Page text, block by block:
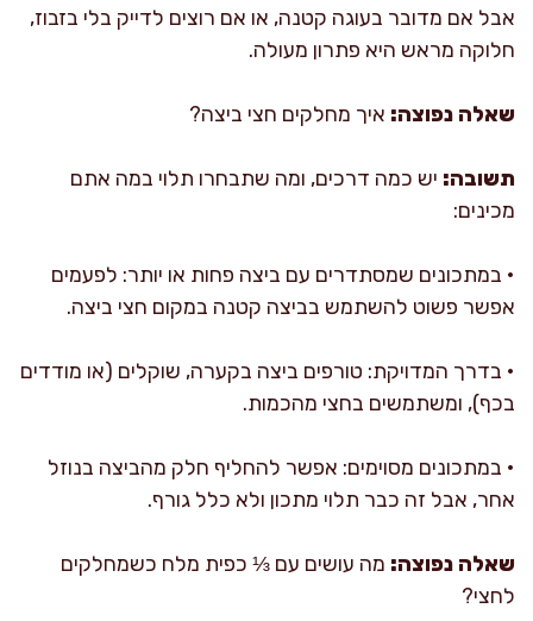
אבל אם מדובר בעוגה קטנה, או אם רוצים לדייק בלי בזבוז,
חלוקה מראש היא פתרון מעולה.
שאלה נפוצה: איך מחלקים חצי ביצה?
תשובה: יש כמה דרכים, ומה שתבחרו תלוי במה אתם
מכינים:
• במתכונים שמסתדרים עם ביצה פחות או יותר: לפעמים
אפשר פשוט להשתמש בביצה קטנה במקום חצי ביצה.
• בדרך המדויקת: טורפים ביצה בקערה, שוקלים (או מודדים
בכף), ומשתמשים בחצי מהכמות.
• במתכונים מסוימים: אפשר להחליף חלק מהביצה בנוזל
אחר, אבל זה כבר תלוי מתכון ולא כלל גורף.
שאלה נפוצה: מה עושים עם ⅓ כפית מלח כשמחלקים
לחצי?